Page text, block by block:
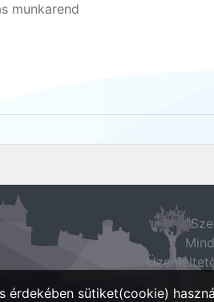
munkarend
érdekében sütiket(cookie)